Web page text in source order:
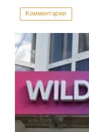
Комментарии